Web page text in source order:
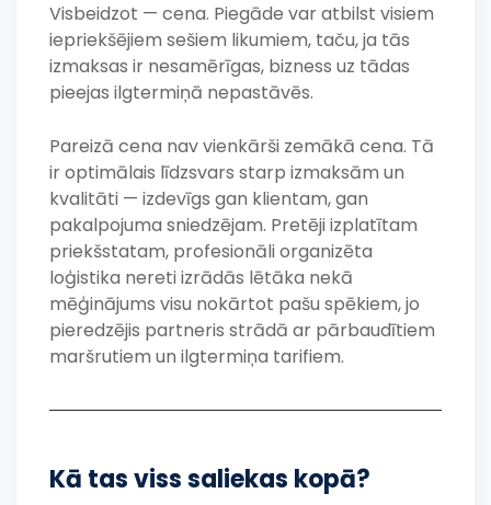
Visbeidzot — cena. Piegāde var atbilst visiem
iepriekšējiem sešiem likumiem, taču, ja tās
izmaksas ir nesamērīgas, bizness uz tādas
pieejas ilgtermiņā nepastāvēs.
Pareizā cena nav vienkārši zemākā cena. Tā
ir optimālais līdzsvars starp izmaksām un
kvalitāti — izdevīgs gan klientam, gan
pakalpojuma sniedzējam. Pretēji izplatītam
priekšstatam, profesionāli organizēta
loģistika nereti izrādās lētāka nekā
mēģinājums visu nokārtot pašu spēkiem, jo
pieredzējis partneris strādā ar pārbaudītiem
maršrutiem un ilgtermiņa tarifiem.
Kā tas viss saliekas kopā?